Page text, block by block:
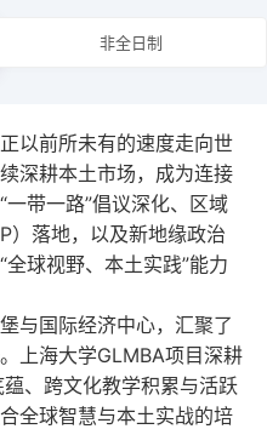
非全日制
以前所未有的速度走向世
深耕本土市场，成为连接
带一路”倡议深化、区域
）落地，以及新地缘政治
球视野、本土实践”能力
与国际经济中心，汇聚了
上海大学GLMBA项目深耕
、跨文化教学积累与活跃
全球智慧与本土实战的培